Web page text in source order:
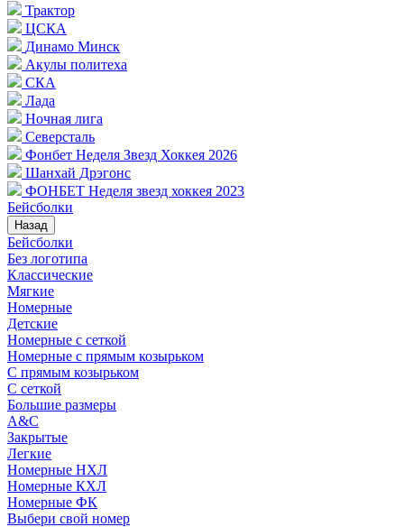
Трактор
ЦСКА
Динамо Минск
Акулы политеха
СКА
Лада
Ночная лига
Северсталь
Фонбет Неделя Звезд Хоккея 2026
Шанхай Дрэгонс
ФОНБЕТ Неделя звезд хоккея 2023
Бейсболки
Назад
Бейсболки
Без логотипа
Классические
Мягкие
Номерные
Детские
Номерные с сеткой
Номерные с прямым козырьком
С прямым козырьком
С сеткой
Большие размеры
A&C
Закрытые
Легкие
Номерные НХЛ
Номерные КХЛ
Номерные ФК
Выбери свой номер